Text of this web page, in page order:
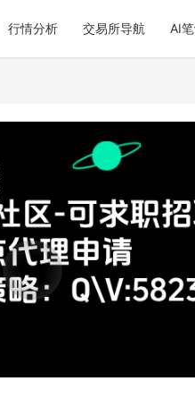
行情分析 交易所导航 AI